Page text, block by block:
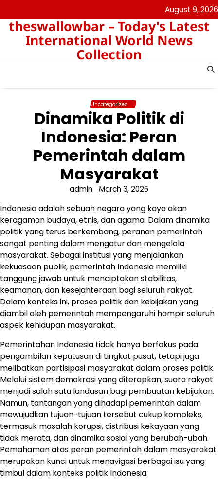
to
content
August 9, 2026
theswallowbar – Today's Latest
International World News
Collection
Uncategorized
Dinamika Politik di
Indonesia: Peran
Pemerintah dalam
Masyarakat
admin March 3, 2026
Indonesia adalah sebuah negara yang kaya akan
keragaman budaya, etnis, dan agama. Dalam dinamika
politik yang terus berkembang, peranan pemerintah
sangat penting dalam mengatur dan mengelola
masyarakat. Sebagai institusi yang menjalankan
kekuasaan publik, pemerintah Indonesia memiliki
tanggung jawab untuk menciptakan stabilitas,
keamanan, dan kesejahteraan bagi seluruh rakyat.
Dalam konteks ini, proses politik dan kebijakan yang
diambil oleh pemerintah mempengaruhi hampir seluruh
aspek kehidupan masyarakat.
Pemerintahan Indonesia tidak hanya berfokus pada
pengambilan keputusan di tingkat pusat, tetapi juga
melibatkan partisipasi masyarakat dalam proses politik.
Melalui sistem demokrasi yang diterapkan, suara rakyat
menjadi salah satu landasan bagi pembuatan kebijakan.
Namun, tantangan yang dihadapi pemerintah dalam
mewujudkan tujuan-tujuan tersebut cukup kompleks,
termasuk masalah korupsi, distribusi kekayaan yang
tidak merata, dan dinamika sosial yang berubah-ubah.
Pemahaman atas peran pemerintah dalam masyarakat
merupakan kunci untuk menavigasi berbagai isu yang
timbul dalam konteks politik Indonesia.